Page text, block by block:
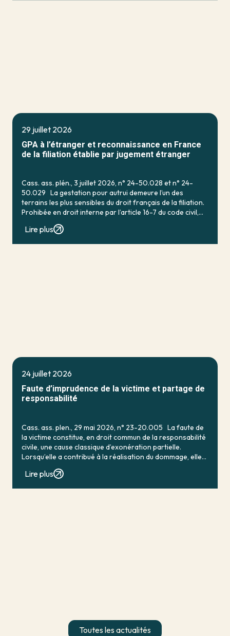
29 juillet 2026
GPA à l’étranger et reconnaissance en France
de la filiation établie par jugement étranger
Cass. ass. plén., 3 juillet 2026, n° 24-50.028 et n° 24-
50.029 La gestation pour autrui demeure l’un des
terrains les plus sensibles du droit français de la filiation.
Prohibée en droit interne par l’article 16-7 du code civil,
Lire plus
24 juillet 2026
Faute d’imprudence de la victime et partage de
responsabilité
Cass. ass. plen., 29 mai 2026, n° 23-20.005 La faute de
la victime constitue, en droit commun de la responsabilité
civile, une cause classique d’exonération partielle.
Lorsqu’elle a contribué à la réalisation du dommage, elle
conduit en principe à […]
Lire plus
Toutes les actualités